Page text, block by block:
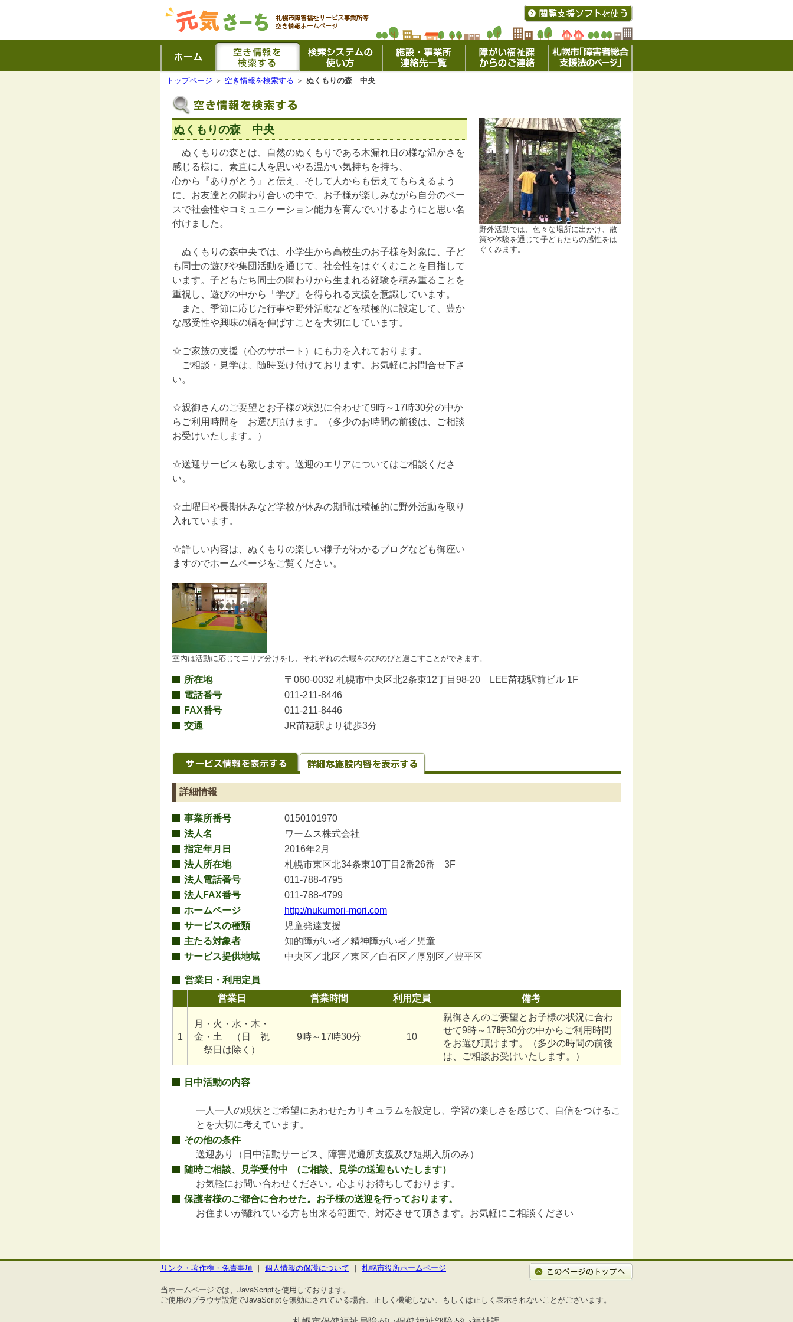
トップページ ＞ 空き情報を検索する ＞ ぬくもりの森 中央
ぬくもりの森 中央
ぬくもりの森とは、自然のぬくもりである木漏れ日の様な温かさを
感じる様に、素直に人を思いやる温かい気持ちを持ち、
心から『ありがとう』と伝え、そして人からも伝えてもらえるよう
に、お友達との関わり合いの中で、お子様が楽しみながら自分のペー
スで社会性やコミュニケーション能力を育んでいけるようにと思い名
付けました。
ぬくもりの森中央では、小学生から高校生のお子様を対象に、子ど
も同士の遊びや集団活動を通じて、社会性をはぐくむことを目指して
います。子どもたち同士の関わりから生まれる経験を積み重ることを
重視し、遊びの中から「学び」を得られる支援を意識しています。
また、季節に応じた行事や野外活動などを積極的に設定して、豊か
な感受性や興味の幅を伸ばすことを大切にしています。
☆ご家族の支援（心のサポート）にも力を入れております。
ご相談・見学は、随時受け付けております。お気軽にお問合せ下さ
い。
☆親御さんのご要望とお子様の状況に合わせて9時～17時30分の中か
らご利用時間を お選び頂けます。（多少のお時間の前後は、ご相談
お受けいたします。）
☆送迎サービスも致します。送迎のエリアについてはご相談くださ
い。
☆土曜日や長期休みなど学校が休みの期間は積極的に野外活動を取り
入れています。
☆詳しい内容は、ぬくもりの楽しい様子がわかるブログなども御座い
ますのでホームページをご覧ください。
野外活動では、色々な場所に出かけ、散
策や体験を通じて子どもたちの感性をは
ぐくみます。
室内は活動に応じてエリア分けをし、それぞれの余暇をのびのびと過ごすことができます。
所在地
〒060-0032 札幌市中央区北2条東12丁目98-20 LEE苗穂駅前ビル 1F
電話番号
011-211-8446
FAX番号
011-211-8446
交通
JR苗穂駅より徒歩3分
詳細情報
事業所番号
0150101970
法人名
ワームス株式会社
指定年月日
2016年2月
法人所在地
札幌市東区北34条東10丁目2番26番 3F
法人電話番号
011-788-4795
法人FAX番号
011-788-4799
ホームページ
http://nukumori-mori.com
サービスの種類
児童発達支援
主たる対象者
知的障がい者／精神障がい者／児童
サービス提供地域
中央区／北区／東区／白石区／厚別区／豊平区
営業日・利用定員
営業日
営業時間 利用定員 備考
1
月・火・水・木・
金・土 （日 祝
祭日は除く）
9時～17時30分 10
親御さんのご要望とお子様の状況に合わ
せて9時～17時30分の中からご利用時間
をお選び頂けます。（多少の時間の前後
は、ご相談お受けいたします。）
日中活動の内容
一人一人の現状とご希望にあわせたカリキュラムを設定し、学習の楽しさを感じて、自信をつけるこ
とを大切に考えています。
その他の条件
送迎あり（日中活動サービス、障害児通所支援及び短期入所のみ）
随時ご相談、見学受付中 (ご相談、見学の送迎もいたします）
お気軽にお問い合わせください。心よりお待ちしております。
保護者様のご都合に合わせた。お子様の送迎を行っております。
お住まいが離れている方も出来る範囲で、対応させて頂きます。お気軽にご相談ください
リンク・著作権・免責事項 ｜ 個人情報の保護について ｜ 札幌市役所ホームページ
当ホームページでは、JavaScriptを使用しております。
ご使用のブラウザ設定でJavaScriptを無効にされている場合、正しく機能しない、もしくは正しく表示されないことがございます。